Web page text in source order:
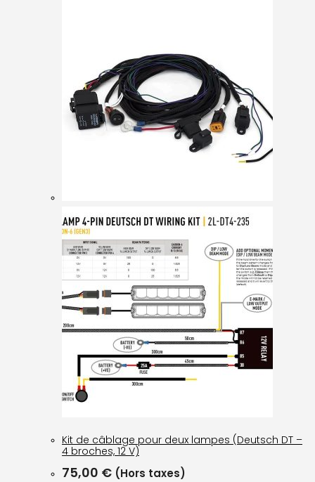
Kit de câblage pour deux lampes (Deutsch DT –
4 broches, 12 V)
75,00 € (Hors taxes)